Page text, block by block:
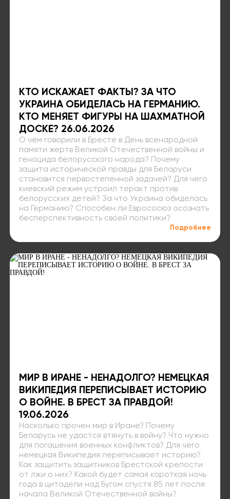
КТО ИСКАЖАЕТ ФАКТЫ? ЗА ЧТО
УКРАИНА ОБИДЕЛАСЬ НА ГЕРМАНИЮ.
КТО МЕНЯЕТ ФИГУРЫ НА ШАХМАТНОЙ
ДОСКЕ? 26.06.2026
О чём говорили в Бресте в День всенародной
памяти жертв Великой Отечественной войны и
геноцида белорусского народа? Почему
защита исторической правды для Беларуси
становится первостепенной задачей? Для чего
киевский режим устроил теракт против
белорусских детей? За что Украина обиделась
на Германию? Способен ли Еврососюз осознать
бесперспективность своей политики?
Подробнее
МИР В ИРАНЕ - НЕНАДОЛГО? НЕМЕЦКАЯ
ВИКИПЕДИЯ ПЕРЕПИСЫВАЕТ ИСТОРИЮ
О ВОЙНЕ. В БРЕСТ ЗА ПРАВДОЙ!
19.06.2026
Насколько прочен мир в Иране? Почему
Беларусь не удастся втянуть в войну? Что нужно
для погашения военных конфликтов? Для чего
немецкая Википедия переписывает историю?
Как защитить защитников Брестской крепости
от лжи о них? Какой будет самая короткая ночь
года в цитадели над Бугом спустя 85 лет после
начала Великой Отечественной войны?